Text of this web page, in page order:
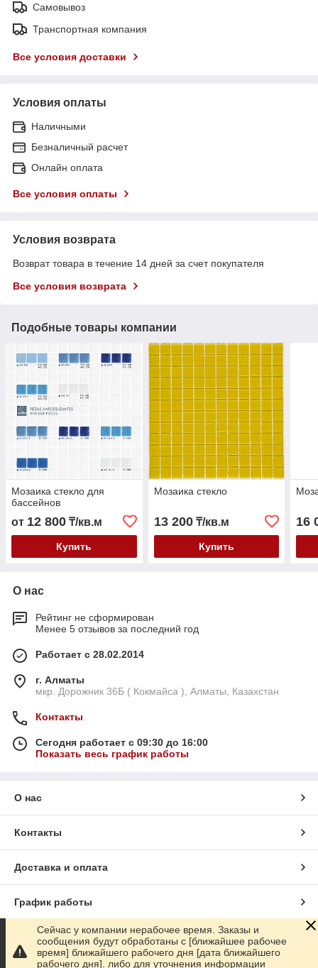
Самовывоз
Транспортная компания
Все условия доставки
Условия оплаты
Наличными
Безналичный расчет
Онлайн оплата
Все условия оплаты
Условия возврата
Возврат товара в течение 14 дней за счет покупателя
Все условия возврата
Подобные товары компании
Мозаика стекло для
бассейнов
от 12 800 ₸/кв.м
Купить
Мозаика стекло
13 200₸/кв.м
Купить
16
О нас
Рейтинг не сформирован
Менее 5 отзывов за последний год
Работает с 28.02.2014
г. Алматы
мкр. Дорожник 36Б ( Кокмайса ), Алматы, Казахстан
Контакты
Сегодня работает с 09:30 до 16:00
Показать весь график работы
О нас
Контакты
Доставка и оплата
График работы
Полная версия сайта
Сейчас у компании нерабочее время. Заказы и
сообщения будут обработаны с [ближайшее рабочее
время] ближайшего рабочего дня [дата ближайшего
рабочего дня]. либо для уточнения информации